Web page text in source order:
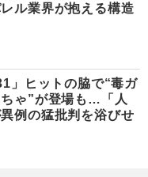
ル業界が抱える構造
」ヒットの脇で“毒ガ
ゃ”が登場も…「人
例の猛批判を浴びせ